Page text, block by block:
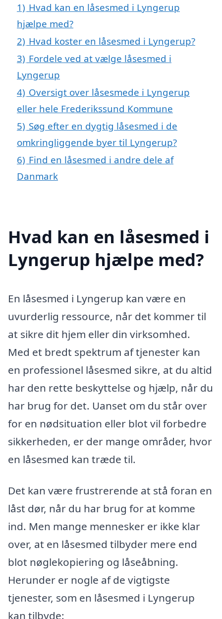
1) Hvad kan en låsesmed i Lyngerup
hjælpe med?
2) Hvad koster en låsesmed i Lyngerup?
3) Fordele ved at vælge låsesmed i
Lyngerup
4) Oversigt over låsesmede i Lyngerup
eller hele Frederikssund Kommune
5) Søg efter en dygtig låsesmed i de
omkringliggende byer til Lyngerup?
6) Find en låsesmed i andre dele af
Danmark
Hvad kan en låsesmed i
Lyngerup hjælpe med?
En låsesmed i Lyngerup kan være en
uvurderlig ressource, når det kommer til
at sikre dit hjem eller din virksomhed.
Med et bredt spektrum af tjenester kan
en professionel låsesmed sikre, at du altid
har den rette beskyttelse og hjælp, når du
har brug for det. Uanset om du står over
for en nødsituation eller blot vil forbedre
sikkerheden, er der mange områder, hvor
en låsesmed kan træde til.
Det kan være frustrerende at stå foran en
låst dør, når du har brug for at komme
ind. Men mange mennesker er ikke klar
over, at en låsesmed tilbyder mere end
blot nøglekopiering og låseåbning.
Herunder er nogle af de vigtigste
tjenester, som en låsesmed i Lyngerup
kan tilbyde: